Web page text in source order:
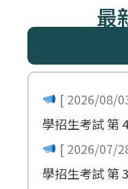
最
[ 2026/08/
學招生考試 第
[ 2026/07/
學招生考試 第